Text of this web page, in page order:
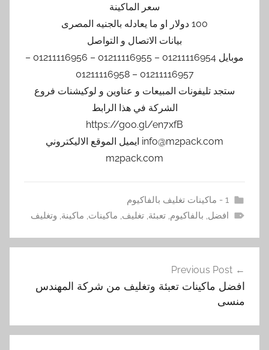
سعر الماكينة
100 دولار او ما يعادله بالجنيه المصرى
بيانات الاتصال و التواصل
موبايل 01211116954 – 01211116955 – 01211116956 –
01211116957 – 01211116958
ستجد تليفونات المبيعات و عناوين و لوكيشنات فروع
الشركة في هذا الرابط
https://goo.gl/en7xfB
info@m2pack.com ايميل الموقع الاليكتروني
m2pack.com
1 - ماكينات تغليف بالفاكيوم
افضل, بالفاكيوم,تعبئة,تغليف, ماكينات, ماكينة, وتغليف
المقالات
Previous Post
افضل ماكينات تعبئة وتغليف من شركة المهندس
منسى